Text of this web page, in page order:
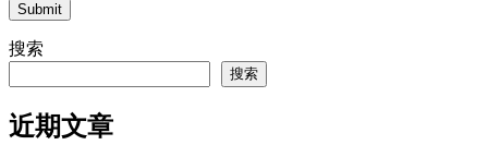
Submit
搜索
搜索
近期文章